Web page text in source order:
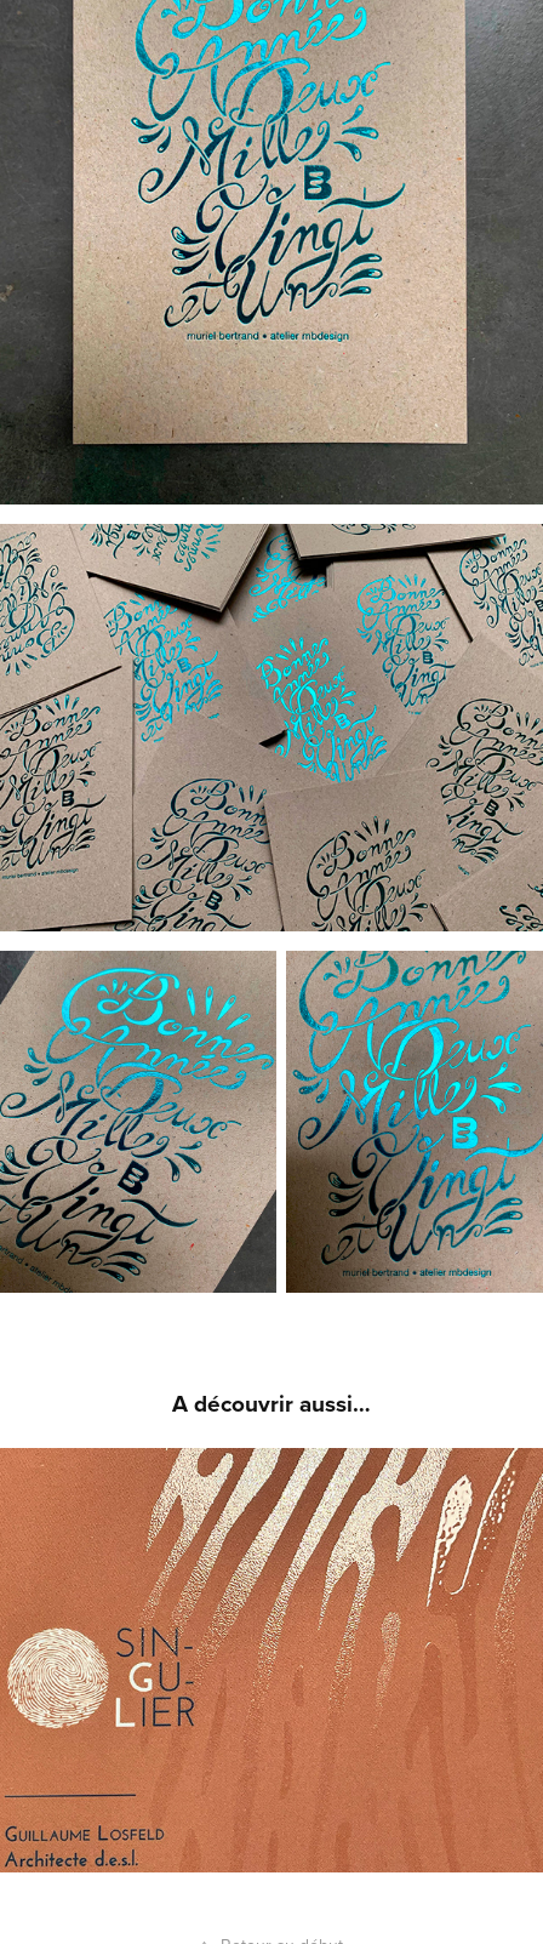
A découvrir aussi…
POINT SINGULIER - CARTE DE VŒUX 2023